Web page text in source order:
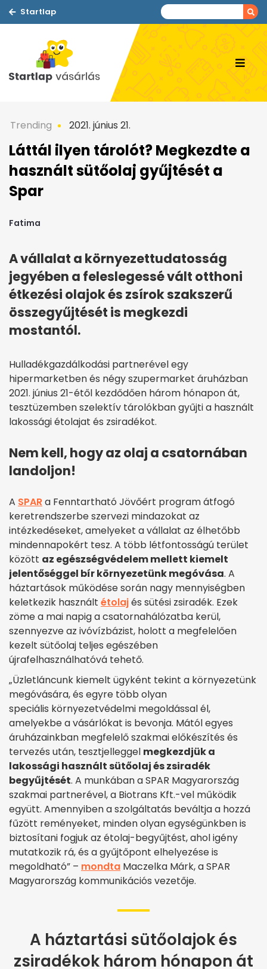
Startlap
Trending 2021. június 21.
Láttál ilyen tárolót? Megkezdte a
használt sütőolaj gyűjtését a
Spar
Fatima
A vállalat a környezettudatosság
jegyében a feleslegessé vált otthoni
étkezési olajok és zsírok szakszerű
összegyűjtését is megkezdi
mostantól.
Hulladékgazdálkodási partnerével egy
hipermarketben és négy szupermarket áruházban
2021. június 21-étől kezdődően három hónapon át,
tesztüzemben szelektív tárolókban gyűjti a használt
lakossági étolajat és zsiradékot.
Nem kell, hogy az olaj a csatornában
landoljon!
A SPARa Fenntartható Jövőért program átfogó
keretrendszerbe szervezi mindazokat az
intézkedéseket, amelyeket a vállalat az élhetőbb
mindennapokért tesz. A több létfontosságú terület
között az egészségvédelem mellett kiemelt
jelentőséggel bír környezetünk megóvása. A
háztartások működése során nagy mennyiségben
keletkezik használt étolajés sütési zsiradék. Ezek
zöme a mai napig a csatornahálózatba kerül,
szennyezve az ivóvízbázist, holott a megfelelően
kezelt sütőolaj teljes egészében
újrafelhasználhatóvá tehető.
„Üzletláncunk kiemelt ügyként tekint a környezetünk
megóvására, és egyre több olyan
speciális környezetvédelmi megoldással él,
amelyekbe a vásárlókat is bevonja. Mától egyes
áruházainkban megfelelő szakmai előkészítés és
tervezés után, tesztjelleggel megkezdjük a
lakossági használt sütőolaj és zsiradék
begyűjtését. A munkában a SPAR Magyarország
szakmai partnerével, a Biotrans Kft.-vel működik
együtt. Amennyiben a szolgáltatás beváltja a hozzá
fűzött reményeket, minden olyan egységünkben is
biztosítani fogjuk az étolaj-begyűjtést, ahol igény
mutatkozik rá, és a gyűjtőpont elhelyezése is
megoldható” – mondta Maczelka Márk, a SPAR
Magyarország kommunikációs vezetője.
A háztartási sütőolajok és
zsiradékok három hónapon át